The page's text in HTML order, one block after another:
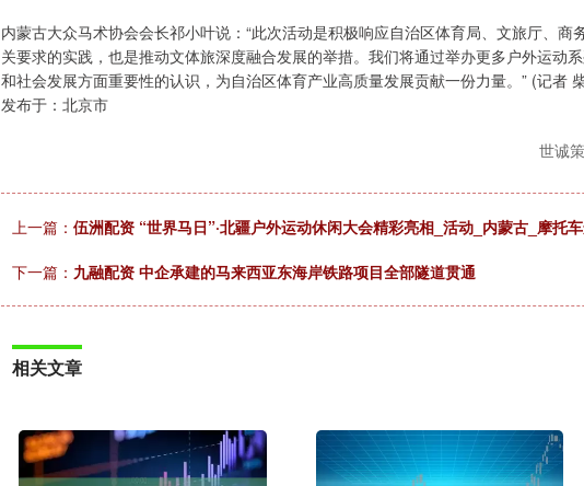
内蒙古大众马术协会会长祁小叶说：“此次活动是积极响应自治区体育局、文旅厅、商
关要求的实践，也是推动文体旅深度融合发展的举措。我们将通过举办更多户外运动
和社会发展方面重要性的认识，为自治区体育产业高质量发展贡献一份力量。” (记者
发布于：北京市
世诚
上一篇： 伍洲配资 “世界马日”·北疆户外运动休闲大会精彩亮相_活动_内蒙古_摩托
下一篇： 九融配资 中企承建的马来西亚东海岸铁路项目全部隧道贯通
相关文章